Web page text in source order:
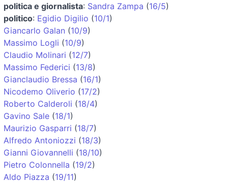
politica e giornalista: Sandra Zampa (16/5)
politico: Egidio Digilio (10/1)
Giancarlo Galan (10/9)
Massimo Logli (10/9)
Claudio Molinari (12/7)
Massimo Federici (13/8)
Gianclaudio Bressa (16/1)
Nicodemo Oliverio (17/2)
Roberto Calderoli (18/4)
Gavino Sale (18/1)
Maurizio Gasparri (18/7)
Alfredo Antoniozzi (18/3)
Gianni Giovannelli (18/10)
Pietro Colonnella (19/2)
Aldo Piazza (19/11)